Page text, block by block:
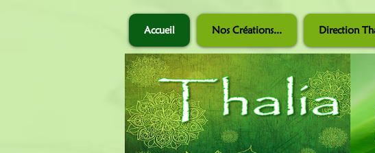
Accueil Nos Créations... Direction